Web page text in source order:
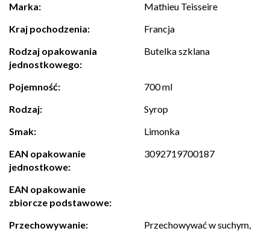
Marka:
Mathieu Teisseire
Kraj pochodzenia:
Francja
Rodzaj opakowania
jednostkowego:
Butelka szklana
Pojemność:
700 ml
Rodzaj:
Syrop
Smak:
Limonka
EAN opakowanie
jednostkowe:
3092719700187
EAN opakowanie
zbiorcze podstawowe:
Przechowywanie:
Przechowywać w suchym,